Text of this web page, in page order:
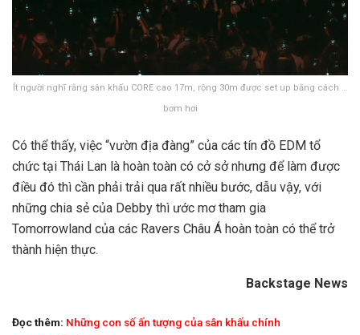
Ít người nghĩ rằng sân khấu CORE cao 17m, rộng 30m được set up bằng cách …
bơm hơi
Có thể thấy, việc “vườn địa đàng” của các tín đồ EDM tổ
chức tại Thái Lan là hoàn toàn có cở sở nhưng để làm được
điều đó thì cần phải trải qua rất nhiều bước, dẫu vậy, với
những chia sẻ của Debby thì ước mơ tham gia
Tomorrowland của các Ravers Châu Á hoàn toàn có thể trở
thành hiện thực.
Backstage News
Đọc thêm: Những con số ấn tượng của sân khấu chính